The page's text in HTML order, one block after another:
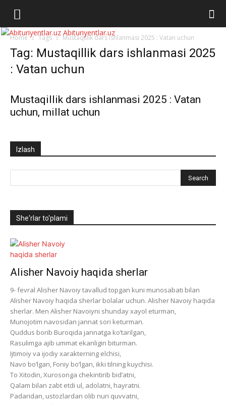
Abituriyentlar.uz
Home Tags Mustaqillik dars ishlanmasi 2025 : Vatan uchun
Tag: Mustaqillik dars ishlanmasi 2025
: Vatan uchun
Mustaqillik dars ishlanmasi 2025 : Vatan
uchun, millat uchun
Izlash
She'rlar to'plami
Alisher Navoiy haqida sherlar
9- fevral Alisher Navoiy tavallud topgan kuni munosabati bilan
Alisher Navoiy haqida sherlar bolalar uchun. Alisher Navoiy haqida
sherlar. Men Alisher Navoiyni shunday xayol eturman,
Munojotim navosidan jannat sori keturman.
Quddus borib Buroqida jannatga ko‘tarilgan,
Rasulimga ajib ummat ekanligin biturman.
Ijtimoiy va ijodiy xarakterning elchisi,
Navo bo‘lgan, Foniy bo‘lgan, ikki tilning kuychisi.
To Xitodin, Xurosonga chekintirib bid’atni,
Qalam bilan zabt etdi ul, adolatni, hayratni.
Padaridan, ustozlardan olib nuri quvvatni,